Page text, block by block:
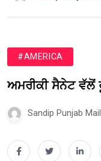
#AMERICA
ਅਮਰੀਕੀ ਸੈਨੇਟ ਵੱਲੋਂ
Sandip Punjab